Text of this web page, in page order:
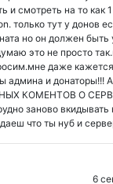
и смотреть на то
только тут у донов
но он должен
это не просто
даже
админа и
КОМЕНТОВ О СЕРВЕ!
заново
что ты нуб и
6